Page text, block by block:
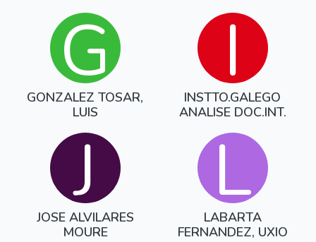
G
GONZALEZ TOSAR,
LUIS
I
INSTTO.GALEGO
ANALISE DOC.INT.
J
JOSE ALVILARES
MOURE
L
LABARTA
FERNANDEZ, UXIO